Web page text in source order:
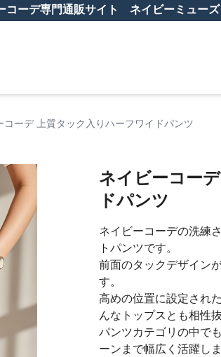
コーデ専門通販サイト ネイビーミューズ
コーデ 上質タック入りハーフワイドパンツ
ネイビーコー
ドパンツ
ネイビーコーデの洗練
トパンツです。
前面のタックデザイン
す。
高めの位置に設定され
んなトップスとも相性抜
パンツカテゴリの中で
ーンまで幅広く活躍しま